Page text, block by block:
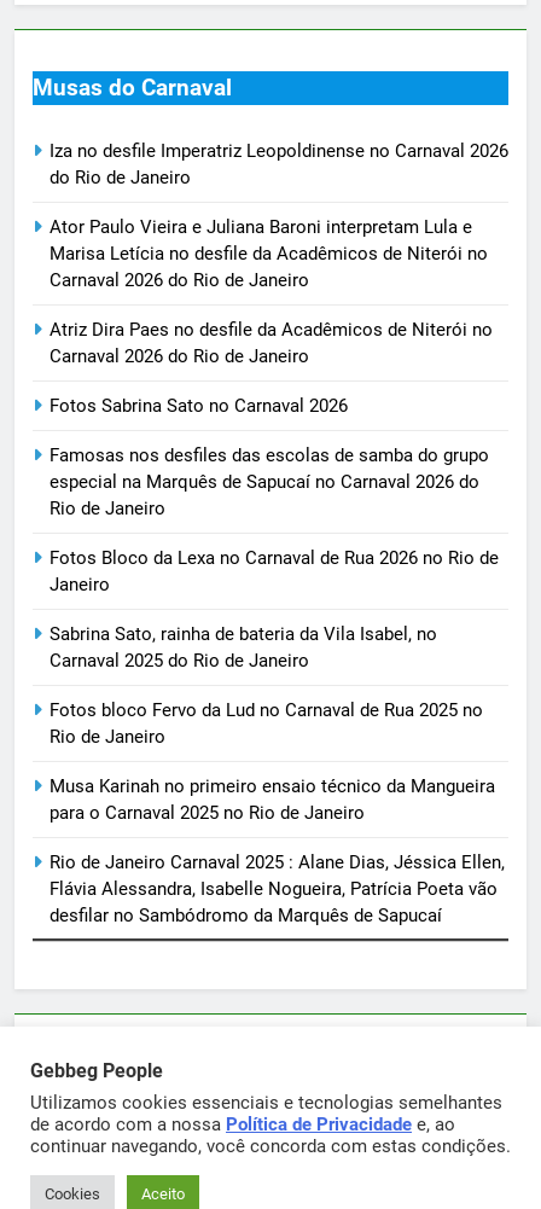
Musas do Carnaval
Iza no desfile Imperatriz Leopoldinense no Carnaval 2026
do Rio de Janeiro
Ator Paulo Vieira e Juliana Baroni interpretam Lula e
Marisa Letícia no desfile da Acadêmicos de Niterói no
Carnaval 2026 do Rio de Janeiro
Atriz Dira Paes no desfile da Acadêmicos de Niterói no
Carnaval 2026 do Rio de Janeiro
Fotos Sabrina Sato no Carnaval 2026
Famosas nos desfiles das escolas de samba do grupo
especial na Marquês de Sapucaí no Carnaval 2026 do
Rio de Janeiro
Fotos Bloco da Lexa no Carnaval de Rua 2026 no Rio de
Janeiro
Sabrina Sato, rainha de bateria da Vila Isabel, no
Carnaval 2025 do Rio de Janeiro
Fotos bloco Fervo da Lud no Carnaval de Rua 2025 no
Rio de Janeiro
Musa Karinah no primeiro ensaio técnico da Mangueira
para o Carnaval 2025 no Rio de Janeiro
Rio de Janeiro Carnaval 2025 : Alane Dias, Jéssica Ellen,
Flávia Alessandra, Isabelle Nogueira, Patrícia Poeta vão
desfilar no Sambódromo da Marquês de Sapucaí
sortimentos@yahoo.com.br
Gebbeg Powered ByBlazeThemes.
Gebbeg People
Utilizamos cookies essenciais e tecnologias semelhantes
de acordo com a nossa Política de Privacidade e, ao
continuar navegando, você concorda com estas condições.
Cookies Aceito